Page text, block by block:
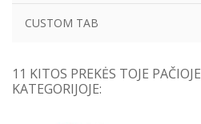
CUSTOM TAB
11 KITOS PREKĖS TOJE PAČIOJE
KATEGORIJOJE: